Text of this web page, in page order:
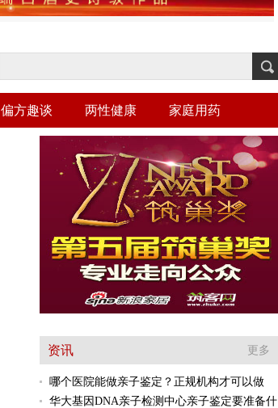
偏方趣谈 两性健康 家庭用药
资讯 更多
哪个医院能做亲子鉴定？正规机构才可以做
华大基因DNA亲子检测中心亲子鉴定要准备什